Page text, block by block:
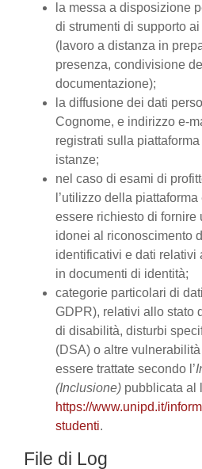
la messa a disposizione
di strumenti di supporto
(lavoro a distanza in
presenza, condivisione
documentazione);
la diffusione dei dati
Cognome, e indirizzo e-
registrati sulla
istanze;
nel caso di esami di
l’utilizzo della
essere richiesto di fornire
idonei al riconoscimento
identificativi e dati relativi
in documenti di identità;
categorie particolari di
GDPR), relativi allo stato
di disabilità, disturbi
(DSA) o altre
essere trattate secondo l’
(Inclusione) pubblicata al
https://www.unipd.it/
studenti.
File di Log